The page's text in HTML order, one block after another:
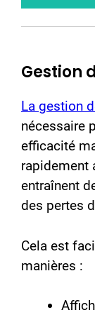
Gestion
La gestion
nécessaire
efficacité
rapidement
entraînent
des pertes
Cela est
manières :